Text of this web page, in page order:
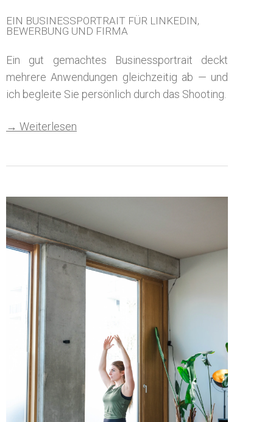
EIN BUSINESSPORTRAIT FÜR LINKEDIN,
BEWERBUNG UND FIRMA
Ein gut gemachtes Businessportrait deckt
mehrere Anwendungen gleichzeitig ab — und
ich begleite Sie persönlich durch das Shooting.
→ Weiterlesen